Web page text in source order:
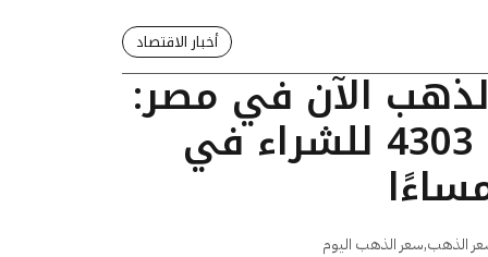
أخبار الاقتصاد
الآن في مصر:
عيار 24 يسجل 4303 للشراء في
الذهب,سعر الذهب اليوم